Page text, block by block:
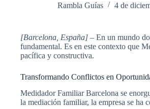
Rambla Guías 4 de
[Barcelona, España] – En un mundo
fundamental. Es en este contexto que
pacífica y constructiva.
Transformando Conflictos en
Medidador Familiar Barcelona se
la mediación familiar, la empresa se ha